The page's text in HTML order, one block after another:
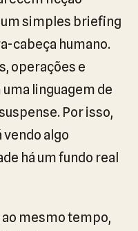
simples briefing
cabeça humano.
operações e
linguagem de
Por isso,
vendo algo
há um fundo real
ao mesmo tempo,